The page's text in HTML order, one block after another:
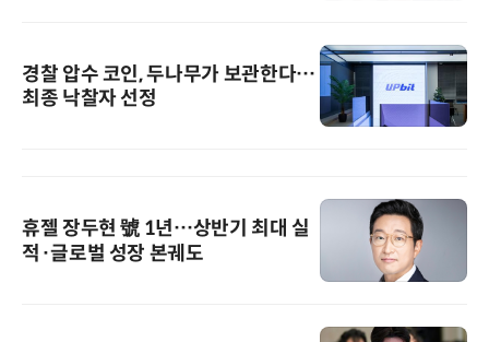
경찰 압수 코인, 두나무가 보관한다…
최종 낙찰자 선정
휴젤 장두현 號 1년…상반기 최대 실
적·글로벌 성장 본궤도